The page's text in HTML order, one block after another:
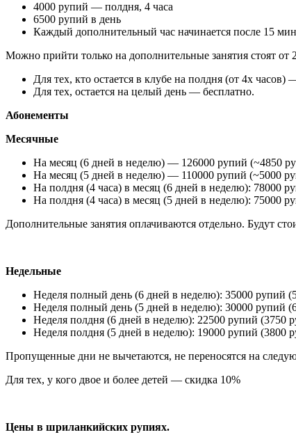
4000 рупий — полдня, 4 часа
6500 рупий в день
Каждый дополнительный час начинается после 15
Можно прийти только на дополнительные занятия стоят от
Для тех, кто остается в клубе на полдня (от 4х часов)
Для тех, остается на целый день — бесплатно.
Абонементы
Месячные
На месяц (6 дней в неделю) — 126000 рупий (~4850
На месяц (5 дней в неделю) — 110000 рупий (~5000
На полдня (4 часа) в месяц (6 дней в неделю): 78000
На полдня (4 часа) в месяц (5 дней в неделю): 75000
Дополнительные занятия оплачиваются отдельно. Будут
Недельные
Неделя полный день (6 дней в неделю): 35000 рупий
Неделя полный день (5 дней в неделю): 30000 рупий
Неделя полдня (6 дней в неделю): 22500 рупий (3750
Неделя полдня (5 дней в неделю): 19000 рупий (3800
Пропущенные дни не вычетаются, не переносятся на
Для тех, у кого двое и более детей — скидка 10%
Цены в шриланкийских рупиях.